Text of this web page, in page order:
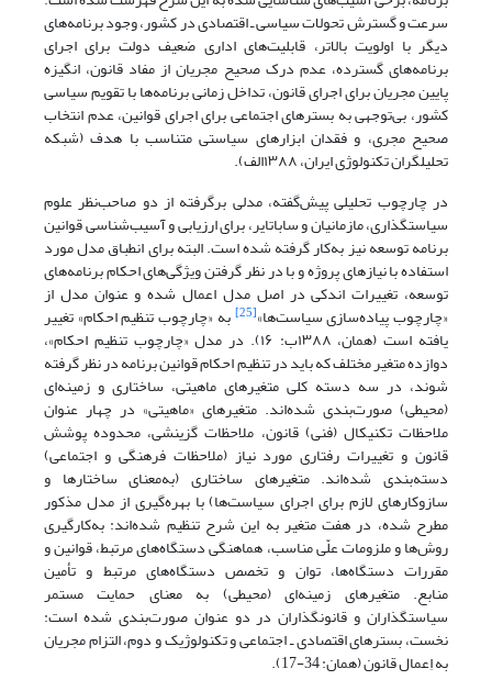
سرعت و گسترش تحولات سیاسی ـ اقتصادی در کشور، وجود برنامه‌های
دیگر با اولویت بالاتر، قابلیت‌های اداری ضعیف دولت برای اجرای
برنامه‌های گسترده، عدم درک صحیح مجریان از مفاد قانون، انگیزه
پایین مجریان برای اجرای قانون، تداخل زمانی برنامه‌ها با تقویم سیاسی
کشور، بی‌توجهی به بسترهای اجتماعی برای اجرای قوانین، عدم انتخاب
صحیح مجری، و فقدان ابزارهای سیاستی متناسب با هدف (شبکه
تحلیلگران تکنولوژی ایران، ۱۳۸۸‌الف).
در چارچوب تحلیلی پیش‌گفته، مدلی برگرفته از دو صاحب‌نظر علوم
سیاستگذاری، مازمانیان و ساباتایر، برای ارزیابی و آسیب‌شناسی قوانین
برنامه توسعه نیز به‌کار گرفته شده است. البته برای انطباق مدل مورد
استفاده با نیازهای پروژه و با در نظر گرفتن ویژگی‌های احکام برنامه‌های
توسعه، تغییرات اندکی در اصل مدل اعمال شده و عنوان مدل از
«چارچوب پیاده‌سازی سیاست‌ها»[25] به «چارچوب تنظیم احکام» تغییر
یافته است (همان، ۱۳۸۸‌ب: ۱۶). در مدل «چارچوب تنظیم احکام»،
دوازده متغیر مختلف که باید در تنظیم احکام قوانین برنامه در نظر گرفته
شوند، در سه دسته کلی متغیرهای ماهیتی،‌ ساختاری و زمینه‌ای
(محیطی) صورت‌بندی شده‌اند. متغیرهای «ماهیتی» در چهار عنوان
ملاحظات تکنیکال (فنی) قانون، ملاحظات گزینشی، محدوده پوشش
قانون‌ و تغییرات رفتاری مورد نیاز (ملاحظات فرهنگی و اجتماعی)
دسته‌بندی شده‌اند. متغیرهای ساختاری (به‌معنای ساختارها و
سازوکارهای لازم برای اجرای سیاست‌ها) با بهره‌گیری از مدل مذکور
مطرح شده، در هفت متغیر به این شرح تنظیم شده‌اند: به‌کارگیری
روش‌ها و ملزومات علّی مناسب، هماهنگی دستگاه‌های مرتبط، قوانین و
مقررات دستگاه‌ها، توان و تخصص دستگاه‌های مرتبط‌ و تأمین
منابع. متغیرهای زمینه‌ای (محیطی) به معنای حمایت مستمر
سیاستگذاران و قانونگذاران در دو عنوان صورت‌بندی شده است:
نخست، بسترهای اقتصادی ـ اجتماعی و تکنولوژیک‌ و دوم، التزام مجریان
به اِعمال قانون (همان: 34-17).